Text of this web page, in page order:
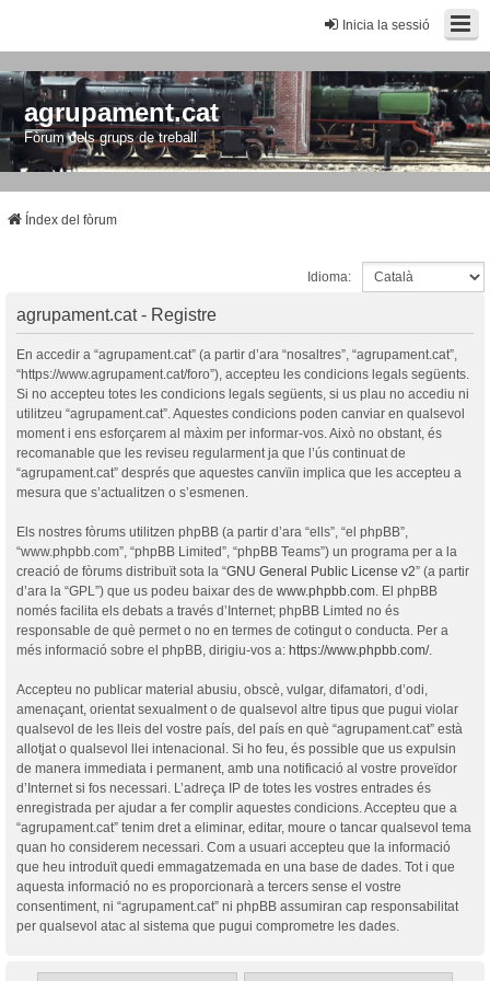
Inicia la sessió
agrupament.cat
Fòrum dels grups de treball
Índex del fòrum
Idioma:
agrupament.cat - Registre
En accedir a “agrupament.cat” (a partir d’ara “nosaltres”, “agrupament.cat”,
“https://www.agrupament.cat/foro”), accepteu les condicions legals següents.
Si no accepteu totes les condicions legals següents, si us plau no accediu ni
utilitzeu “agrupament.cat”. Aquestes condicions poden canviar en qualsevol
moment i ens esforçarem al màxim per informar-vos. Això no obstant, és
recomanable que les reviseu regularment ja que l’ús continuat de
“agrupament.cat” després que aquestes canvïin implica que les accepteu a
mesura que s’actualitzen o s’esmenen.
Els nostres fòrums utilitzen phpBB (a partir d’ara “ells”, “el phpBB”,
“www.phpbb.com”, “phpBB Limited”, “phpBB Teams”) un programa per a la
creació de fòrums distribuït sota la “GNU General Public License v2” (a partir
d’ara la “GPL”) que us podeu baixar des de www.phpbb.com . El phpBB
només facilita els debats a través d’Internet; phpBB Limted no és
responsable de què permet o no en termes de cotingut o conducta. Per a
més informació sobre el phpBB, dirigiu-vos a: https://www.phpbb.com/.
Accepteu no publicar material abusiu, obscè, vulgar, difamatori, d’odi,
amenaçant, orientat sexualment o de qualsevol altre tipus que pugui violar
qualsevol de les lleis del vostre país, del país en què “agrupament.cat” està
allotjat o qualsevol llei intenacional. Si ho feu, és possible que us expulsin
de manera immediata i permanent, amb una notificació al vostre proveïdor
d’Internet si fos necessari. L’adreça IP de totes les vostres entrades és
enregistrada per ajudar a fer complir aquestes condicions. Accepteu que a
“agrupament.cat” tenim dret a eliminar, editar, moure o tancar qualsevol tema
quan ho considerem necessari. Com a usuari accepteu que la informació
que heu introduït quedi emmagatzemada en una base de dades. Tot i que
aquesta informació no es proporcionarà a tercers sense el vostre
consentiment, ni “agrupament.cat” ni phpBB assumiran cap responsabilitat
per qualsevol atac al sistema que pugui comprometre les dades.